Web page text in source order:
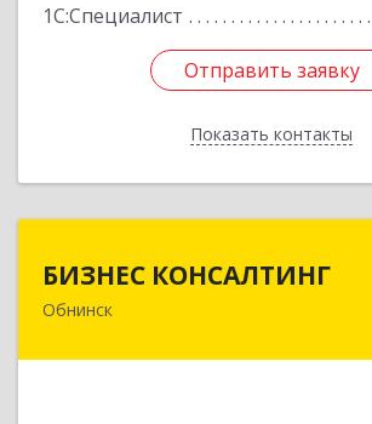
1С:Специалист
Отправить заявку
Показать контакты
Отправить заявку
Назад
БИЗНЕС КОНСАЛТИНГ
Обнинск
249032, Калужская обл, Обнинск г,